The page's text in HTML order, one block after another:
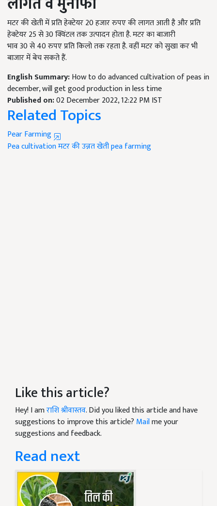
मटर की खेती में प्रति हेक्टेयर20हजार रुपए की लागत आती है और प्रति
हेक्टेयर25से30क्विंटल तक उत्पादन होता है. मटर का बाजारी
भाव30से40रुपए प्रति किलो तक रहता है. वहीं मटर को सुखा कर भी
बाजार में बेच सकते हैं.
English Summary:How to do advanced cultivation of peas in
december, will get good production in less time
Published on:02 December 2022, 12:22 PM IST
Related Topics
Pear Farming
Pea cultivationमटर की उन्नत खेतीpea farming
Like this article?
Hey! I amराशि श्रीवास्तव. Did you liked this article and have
suggestions to improve this article? Mailme your
suggestions and feedback.
Read next